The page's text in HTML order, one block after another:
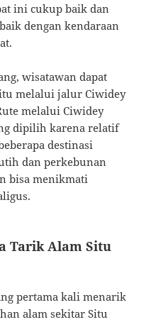
ini cukup baik dan
dengan kendaraan
wisatawan dapat
melalui jalur Ciwidey
melalui Ciwidey
dipilih karena relatif
destinasi
dan perkebunan
bisa menikmati
Tarik Alam Situ
pertama kali menarik
alam sekitar Situ